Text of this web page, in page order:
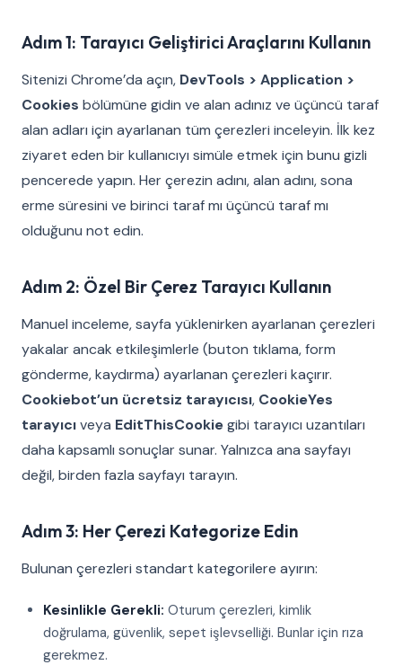
Adım 1: Tarayıcı Geliştirici Araçlarını Kullanın
Sitenizi Chrome’da açın, DevTools > Application >
Cookies bölümüne gidin ve alan adınız ve üçüncü taraf
alan adları için ayarlanan tüm çerezleri inceleyin. İlk kez
ziyaret eden bir kullanıcıyı simüle etmek için bunu gizli
pencerede yapın. Her çerezin adını, alan adını, sona
erme süresini ve birinci taraf mı üçüncü taraf mı
olduğunu not edin.
Adım 2: Özel Bir Çerez Tarayıcı Kullanın
Manuel inceleme, sayfa yüklenirken ayarlanan çerezleri
yakalar ancak etkileşimlerle (buton tıklama, form
gönderme, kaydırma) ayarlanan çerezleri kaçırır.
Cookiebot’un ücretsiz tarayıcısı, CookieYes
tarayıcıveya EditThisCookiegibi tarayıcı uzantıları
daha kapsamlı sonuçlar sunar. Yalnızca ana sayfayı
değil, birden fazla sayfayı tarayın.
Adım 3: Her Çerezi Kategorize Edin
Bulunan çerezleri standart kategorilere ayırın:
Kesinlikle Gerekli: Oturum çerezleri, kimlik
doğrulama, güvenlik, sepet işlevselliği. Bunlar için rıza
gerekmez.